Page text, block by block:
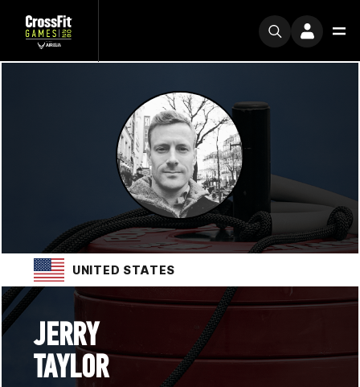
UNITED STATES
JERRY
TAYLOR